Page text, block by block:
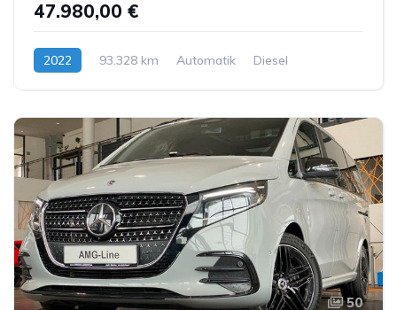
47.980,00 €
2022 93.328 km Automatik Diesel
50